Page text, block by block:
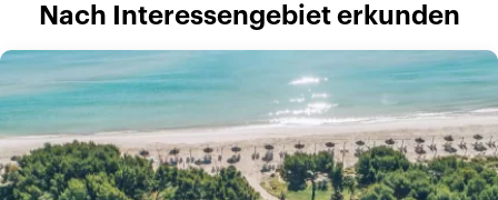
Nach Interessengebiet erkunden